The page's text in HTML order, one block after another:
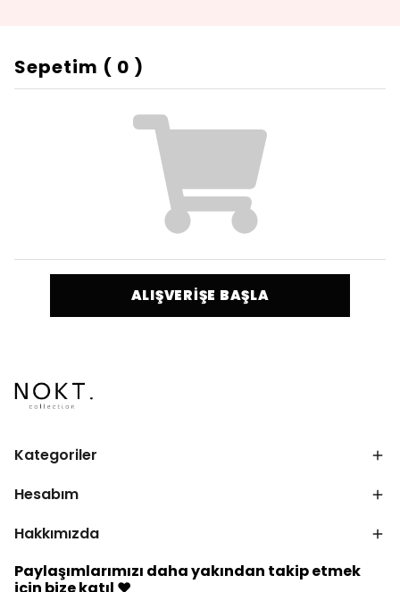
Sepetim ( 0 )
ALIŞVERİŞE BAŞLA
Kategoriler
Hesabım
Hakkımızda
Paylaşımlarımızı daha yakından takip etmek